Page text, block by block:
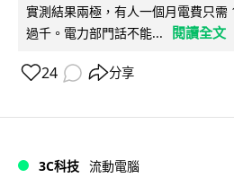
實測結果兩極，有人一個月電費只需
過千。電力部門話不能...
閱讀全文
24 分享
3C科技 流動電腦